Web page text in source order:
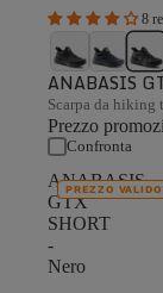
8
ANABASIS
Scarpa da hiking
Prezzo
Confronta
ANABASIS
GTX
SHORT
-
Nero
PREZZO